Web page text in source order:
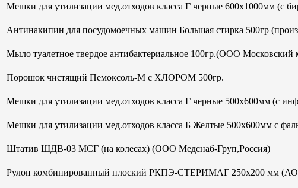
Мешки для утилизации мед.отходов класса Г черные 600х1000мм (с
Антинакипин для посудомоечных машин Большая стирка 500гр
Мыло туалетное твердое антибактериальное 100гр.(ООО Московский
Порошок чистящий Пемоксоль-М с ХЛОРОМ 500гр.
Мешки для утилизации мед.отходов класса Г черные 500х600мм (с
Мешки для утилизации мед.отходов класса Б Желтые 500х600мм с
Штатив ШДВ-03 МСГ (на колесах) (ООО Медснаб-Груп,Россия)
Рулон комбинированный плоский РКПЭ-СТЕРИМАГ 250х200 мм (АО